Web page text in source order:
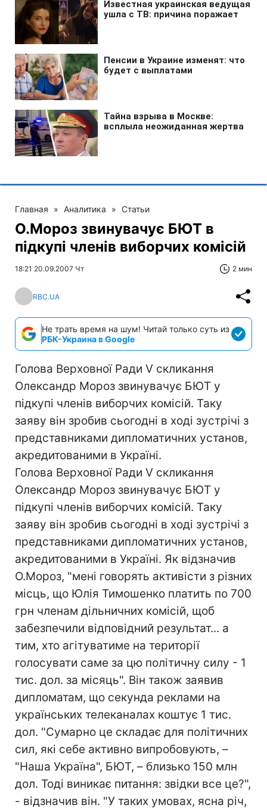
Главная » Аналитика » Статьи
О.Мороз звинувачує БЮТ в
підкупі членів виборчих комісій
18:21 20.09.2007 Чт 2 мин
RBC.UA
Не трать время на шум! Читай только суть из
РБК-Украина в Google
Голова Верховної Ради V скликання
Олександр Мороз звинувачує БЮТ у
підкупі членів виборчих комісій. Таку
заяву він зробив сьогодні в ході зустрічі з
представниками дипломатичних установ,
акредитованими в Україні.
Голова Верховної Ради V скликання
Олександр Мороз звинувачує БЮТ у
підкупі членів виборчих комісій. Таку
заяву він зробив сьогодні в ході зустрічі з
представниками дипломатичних установ,
акредитованими в Україні. Як відзначив
О.Мороз, "мені говорять активісти з різних
місць, що Юлія Тимошенко платить по 700
грн членам дільничних комісій, щоб
забезпечили відповідний результат... а
тим, хто агітуватиме на території
голосувати саме за цю політичну силу - 1
тис. дол. за місяць". Він також заявив
дипломатам, що секунда реклами на
українських телеканалах коштує 1 тис.
дол. "Сумарно це складає для політичних
сил, які себе активно випробовують, –
"Наша Україна", БЮТ, – близько 150 млн
дол. Тоді виникає питання: звідки все це?",
- відзначив він. "У таких умовах, ясна річ,